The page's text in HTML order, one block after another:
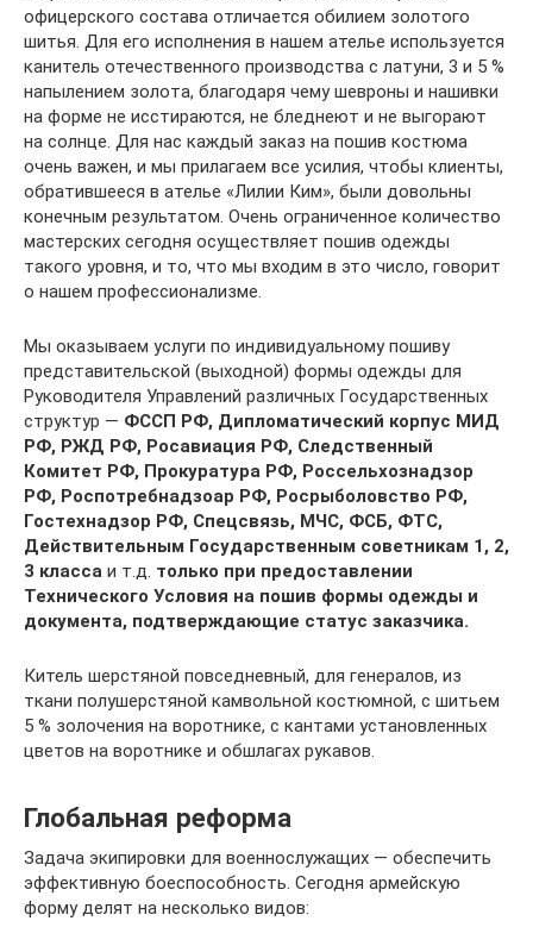
офицерского состава отличается обилием золотого
шитья. Для его исполнения в нашем ателье используется
канитель отечественного производства с латуни, 3 и 5 %
напылением золота, благодаря чему шевроны и нашивки
на форме не исстираются, не бледнеют и не выгорают
на солнце. Для нас каждый заказ на пошив костюма
очень важен, и мы прилагаем все усилия, чтобы клиенты,
обратившееся в ателье «Лилии Ким», были довольны
конечным результатом. Очень ограниченное количество
мастерских сегодня осуществляет пошив одежды
такого уровня, и то, что мы входим в это число, говорит
о нашем профессионализме.
Мы оказываем услуги по индивидуальному пошиву
представительской (выходной) формы одежды для
Руководителя Управлений различных Государственных
структур — ФССП РФ, Дипломатический корпус МИД
РФ, РЖД РФ, Росавиация РФ, Следственный
Комитет РФ, Прокуратура РФ, Россельхознадзор
РФ, Роспотребнадзоар РФ, Росрыболовство РФ,
Гостехнадзор РФ, Спецсвязь, МЧС, ФСБ, ФТС,
Действительным Государственным советникам 1, 2,
3 класса и т.д. только при предоставлении
Технического Условия на пошив формы одежды и
документа, подтверждающие статус заказчика.
Китель шерстяной повседневный, для генералов, из
ткани полушерстяной камвольной костюмной, с шитьем
5 % золочения на воротнике, с кантами установленных
цветов на воротнике и обшлагах рукавов.
Глобальная реформа
Задача экипировки для военнослужащих — обеспечить
эффективную боеспособность. Сегодня армейскую
форму делят на несколько видов: